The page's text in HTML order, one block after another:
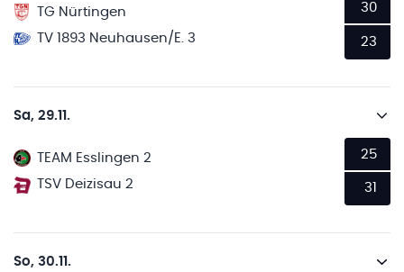
TG Nürtingen
TV 1893 Neuhausen/E. 3
30
23
Sa, 29.11.
TEAM Esslingen 2
TSV Deizisau 2
25
31
So, 30.11.